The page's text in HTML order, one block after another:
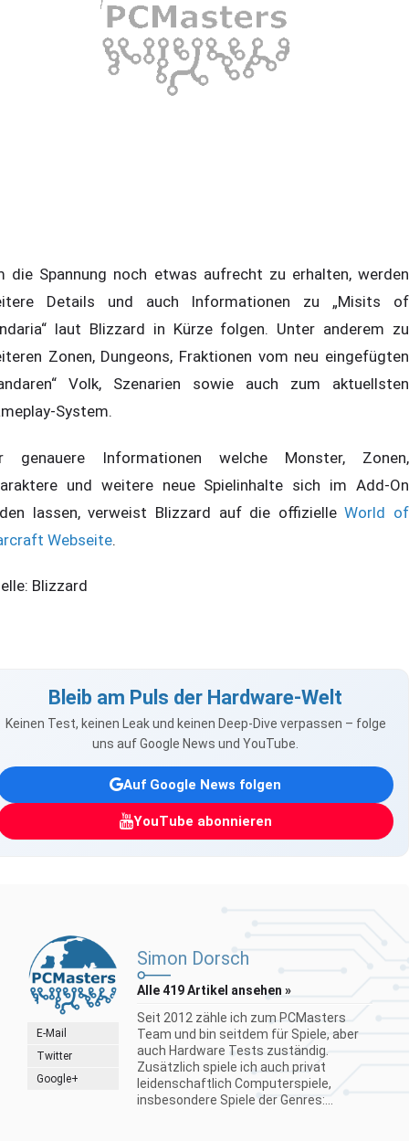
die Spannung noch etwas aufrecht zu erhalten, werden
Details und auch Informationen zu „Misits of
laut Blizzard in Kürze folgen. Unter anderem zu
Zonen, Dungeons, Fraktionen vom neu eingefügten
Volk, Szenarien sowie auch zum aktuellsten
System.
genauere Informationen welche Monster, Zonen,
und weitere neue Spielinhalte sich im Add-On
lassen, verweist Blizzard auf die offizielleWorld of
Webseite.
Blizzard
Bleib am Puls der Hardware-Welt
Keinen Test, keinen Leak und keinen Deep-Dive verpassen – folge
uns auf Google News und YouTube.
Auf Google News folgen
YouTube abonnieren
E-Mail
Twitter
Google+
Simon Dorsch
Alle 419 Artikel ansehen »
Seit 2012 zähle ich zum PCMasters
Team und bin seitdem für Spiele, aber
auch Hardware Tests zuständig.
Zusätzlich spiele ich auch privat
leidenschaftlich Computerspiele,
insbesondere Spiele der Genres:...